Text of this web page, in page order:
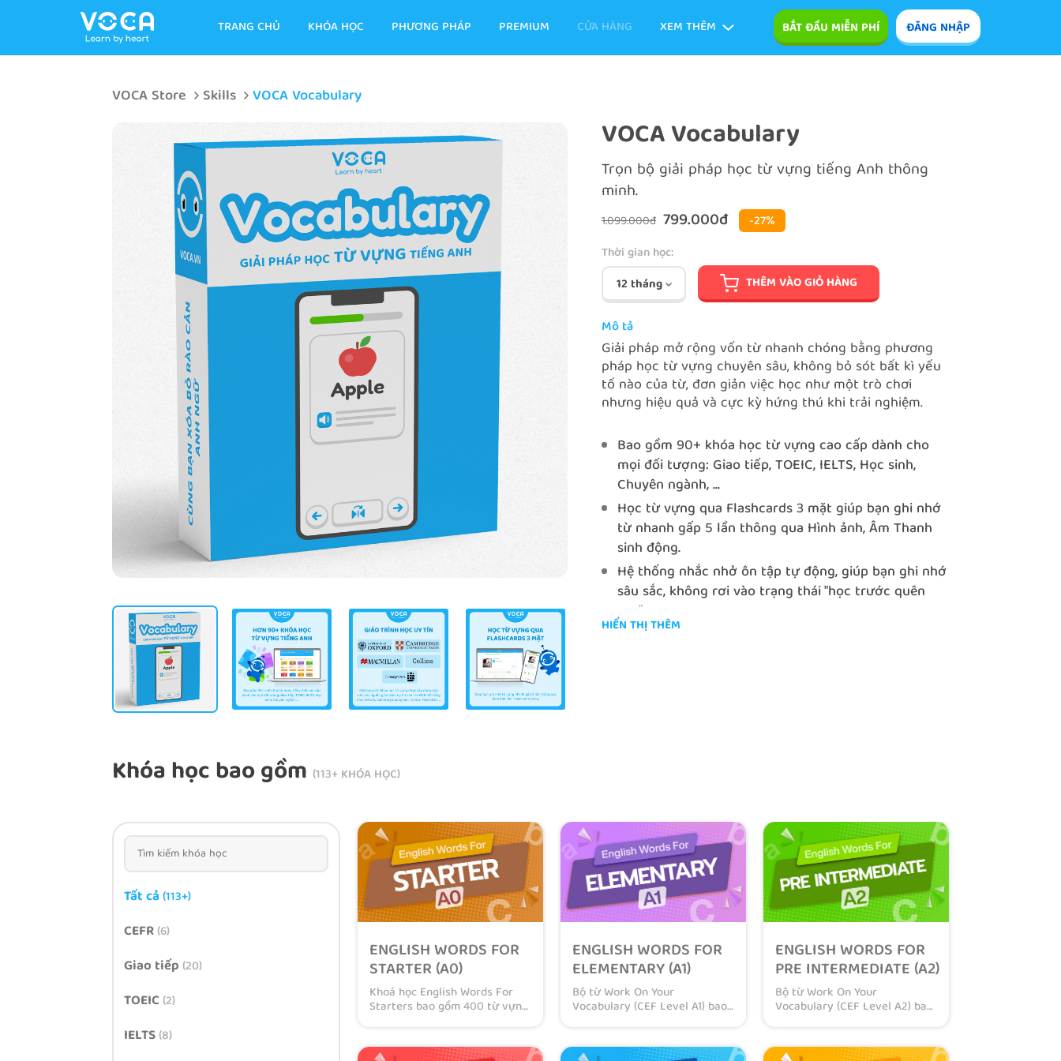
ĐĂNG NHẬP
BẮT ĐẦU MIỄN PHÍ
XEM THÊM
CỬA HÀNG
PREMIUM
PHƯƠNG PHÁP
KHÓA HỌC
TRANG CHỦ
VOCA Store Skills VOCA Vocabulary
VOCA Vocabulary
Trọn bộ giải pháp học từ vựng tiếng Anh thông
minh.
1.099.000đ 799.000đ
-27%
Thời gian học:
12 tháng
THÊM VÀO GIỎ HÀNG
Mô tả
Giải pháp mở rộng vốn từ nhanh chóng bằng phương
pháp học từ vựng chuyên sâu, không bỏ sót bất kì yếu
tố nào của từ, đơn giản việc học như một trò chơi
nhưng hiệu quả và cực kỳ hứng thú khi trải nghiệm.
Bao gồm 90+ khóa học từ vựng cao cấp dành cho
mọi đối tượng: Giao tiếp, TOEIC, IELTS, Học sinh,
Chuyên ngành, ...
Học từ vựng qua Flashcards 3 mặt giúp bạn ghi nhớ
từ nhanh gấp 5 lần thông qua Hình ảnh, Âm Thanh
sinh động.
Hệ thống nhắc nhở ôn tập tự động, giúp bạn ghi nhớ
sâu sắc, không rơi vào trạng thái "học trước quên
sau".
Bạn có thể học VOCA 'mọi lúc mọi nơi'... Mọi rào cản
HIỂN THỊ THÊM
Khóa học bao gồm (113+ KHÓA HỌC)
Tất cả(113+)
CEFR(6)
Giao tiếp (20)
TOEIC (2)
IELTS(8)
ENGLISH WORDS FOR
STARTER (A0)
Khoá học English Words For
Starters bao gồm 400 từ vựng
tiếng Anh căn bản được sắp
hợp cho người mới bắt đầu học
ENGLISH WORDS FOR
ELEMENTARY (A1)
Bộ từ Work On Your
Vocabulary (CEF Level A1) bao
luyện thi chứng chỉ CEFR
ENGLISH WORDS FOR
PRE INTERMEDIATE (A2)
Bộ từ Work On Your
Vocabulary (CEF Level A2) bao
luyện thi chứng chỉ CEFR